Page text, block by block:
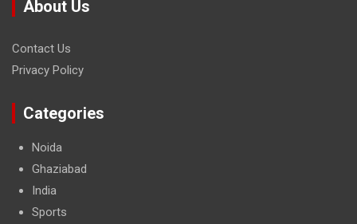
About Us
Contact Us
Privacy Policy
Categories
Noida
Ghaziabad
India
Sports